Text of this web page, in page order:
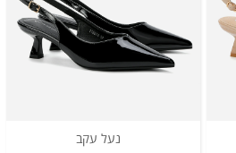
נעל עקב